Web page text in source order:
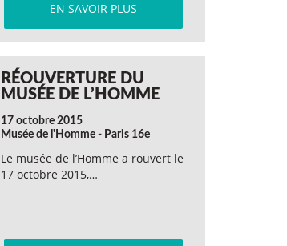
EN SAVOIR PLUS
RÉOUVERTURE DU
MUSÉE DE L’HOMME
17 octobre 2015
Musée de l'Homme - Paris 16e
Le musée de l’Homme a rouvert le
17 octobre 2015,…